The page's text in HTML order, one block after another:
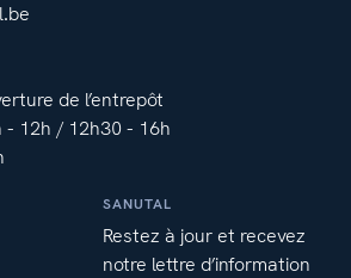
de l’entrepôt
- 12h / 12h30 - 16h
SANUTAL
Restez à jour et recevez
notre lettre d’information